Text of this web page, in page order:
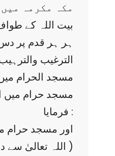
(۴) مکہ مکرمہ
بیت اللہ کے
الترغیب والترہیب
مسجد الحرام
مسجد حرام میں
فرمایا :
’’ اور مسجد حرام
(۵) اللہ تعالیٰ سے دعا ہے کہ وہ ہمیں بار بار زیارت کعبہ کی توفیق دے ۔ آمین )